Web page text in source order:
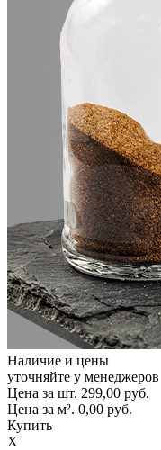
Наличие и цены
уточняйте у менеджеров
Цена за шт. 299,00 руб.
Цена за м². 0,00 руб.
Купить
X